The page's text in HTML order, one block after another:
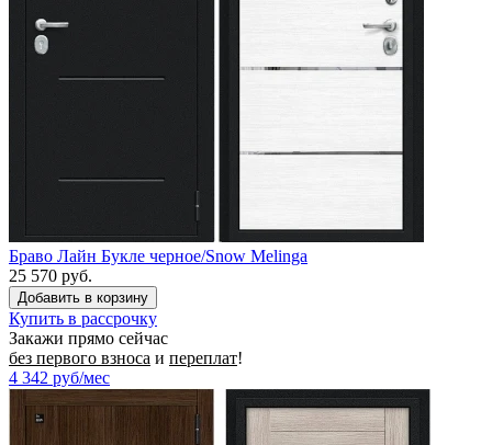
Браво Лайн Букле черное/Snow Melinga
25 570 руб.
Купить в рассрочку
Закажи прямо сейчас
без первого взноса и переплат!
4 342 руб/мес